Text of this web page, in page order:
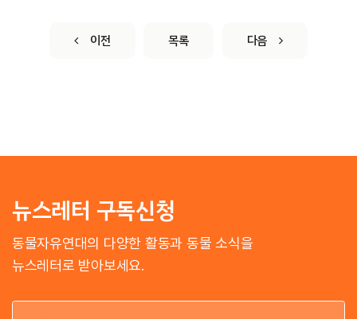
이전 목록 다음
뉴스레터 구독신청
동물자유연대의 다양한 활동과 동물 소식을
뉴스레터로 받아보세요.